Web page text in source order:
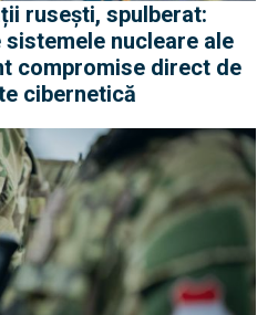
rusești, spulberat:
nucleare ale
compromise direct de
cibernetică